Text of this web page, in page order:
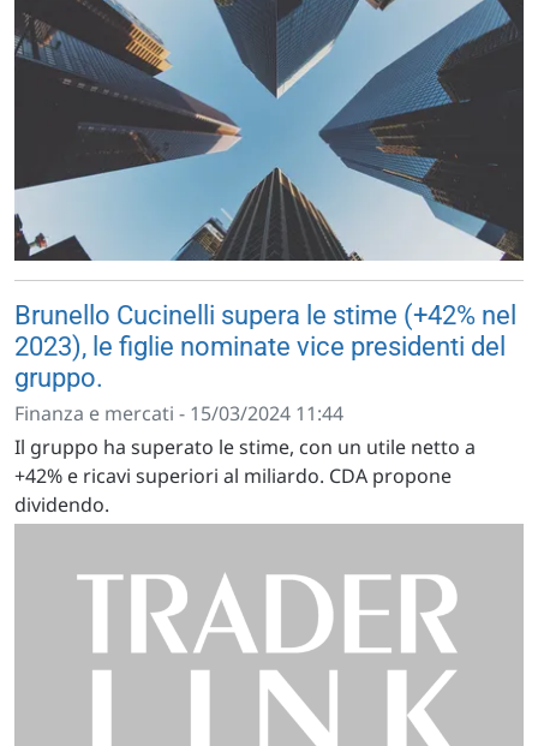
Brunello Cucinelli supera le stime (+42% nel
2023), le figlie nominate vice presidenti del
gruppo.
Finanza e mercati - 15/03/2024 11:44
Il gruppo ha superato le stime, con un utile netto a
+42% e ricavi superiori al miliardo. CDA propone
dividendo.